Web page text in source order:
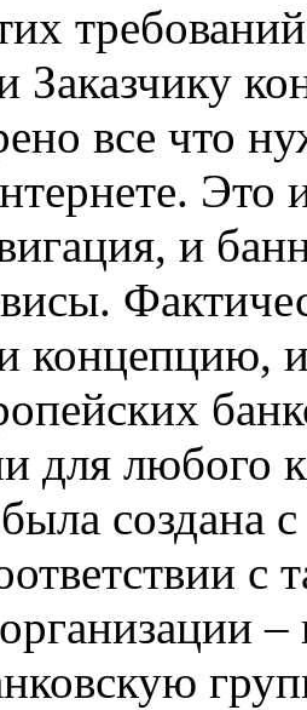
Заказчику
все что
Это
и
концепцию,
для любого
создана